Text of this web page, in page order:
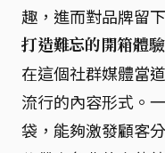
趣，進而對品牌留
打造難忘的開箱體驗
在這個社群媒體當
流行的內容形式。
袋，能夠激發顧客